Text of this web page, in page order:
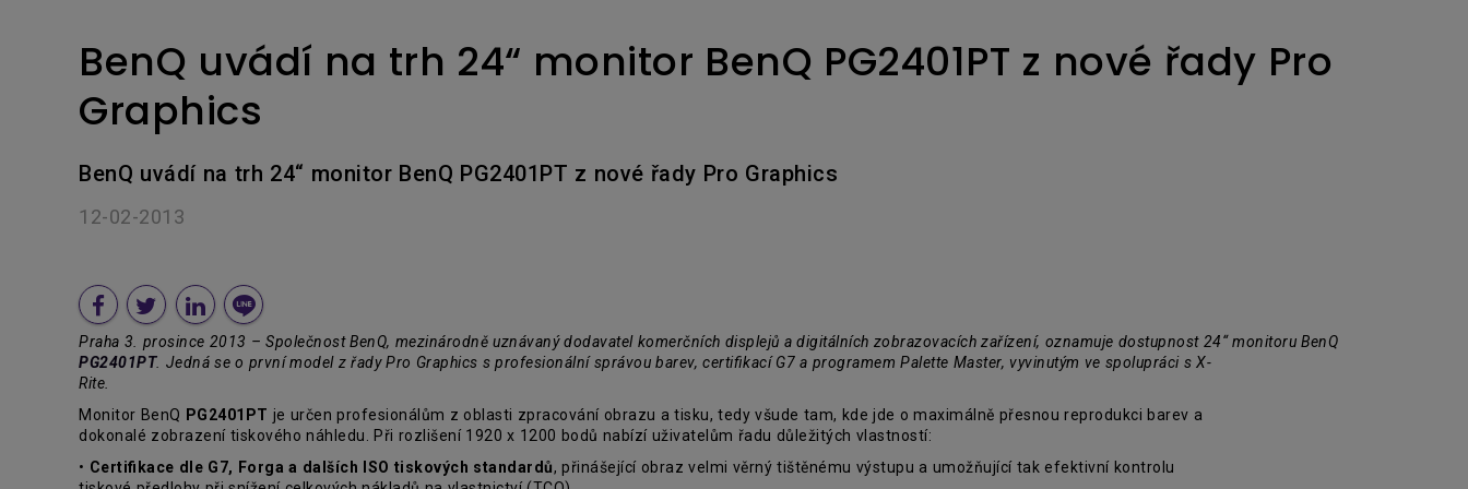
horizontálního
lichoběžníkového zkreslení
BenQ uvádí na trh 24“ monitor BenQ PG2401PT z nové řady Pro
Graphics
BenQ uvádí na trh 24“ monitor BenQ PG2401PT z nové řady Pro Graphics
12-02-2013
Praha 3. prosince 2013 – Společnost BenQ, mezinárodně uznávaný dodavatel komerčních displejů a digitálních zobrazovacích zařízení, oznamuje dostupnost 24“ monitoru BenQ
PG2401PT. Jedná se o první model z řady Pro Graphics s profesionální správou barev, certifikací G7 a programem Palette Master, vyvinutým ve spolupráci s X-
Rite.
Monitor BenQ PG2401PT je určen profesionálům z oblasti zpracování obrazu a tisku, tedy všude tam, kde jde o maximálně přesnou reprodukci barev a
dokonalé zobrazení tiskového náhledu. Při rozlišení 1920 x 1200 bodů nabízí uživatelům řadu důležitých vlastností:
• Certifikace dle G7, Forga a dalších ISO tiskových standardů, přinášející obraz velmi věrný tištěnému výstupu a umožňující tak efektivní kontrolu